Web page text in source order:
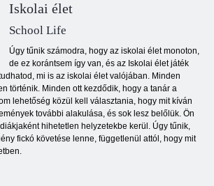
Iskolai élet
School Life
Úgy tűnik számodra, hogy az iskolai élet monoton,
de ez korántsem így van, és az Iskolai élet játék
mi is az iskolai élet valójában. Minden
történik. Minden ott kezdődik, hogy a tanár a
lehetőség közül kell választania, hogy mit kíván
további alakulása, és sok lesz belőlük. Ön
hihetetlen helyzetekbe kerül. Úgy tűnik,
fickó követése lenne, függetlenül attól, hogy mit